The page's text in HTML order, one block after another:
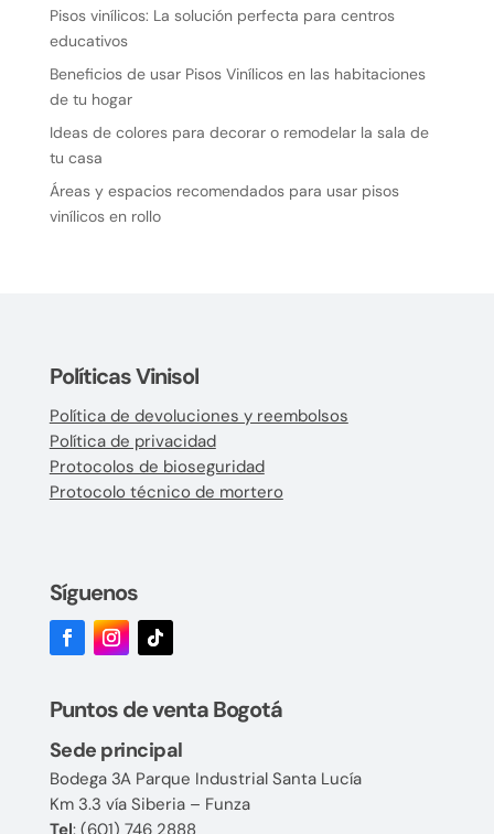
Pisos vinílicos: La solución perfecta para centros
educativos
Beneficios de usar Pisos Vinílicos en las habitaciones
de tu hogar
Ideas de colores para decorar o remodelar la sala de
tu casa
Áreas y espacios recomendados para usar pisos
vinílicos en rollo
Políticas Vinisol
Política de devoluciones y reembolsos
Política de privacidad
Protocolos de bioseguridad
Protocolo técnico de mortero
Síguenos
Puntos de venta Bogotá
Sede principal
Bodega 3A Parque Industrial Santa Lucía
Km 3.3 vía Siberia – Funza
Tel: (601) 746 2888